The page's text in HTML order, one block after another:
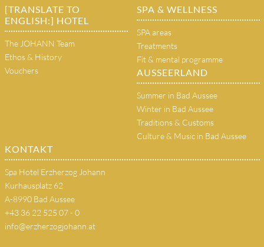
[TRANSLATE TO
ENGLISH:] HOTEL
The JOHANN Team
Ethos & History
Vouchers
SPA & WELLNESS
SPA areas
Treatments
Fit & mental programme
AUSSEERLAND
Summer in Bad Aussee
Winter in Bad Aussee
Traditions & Customs
Culture & Music in Bad Aussee
KONTAKT
Spa Hotel Erzherzog Johann
Kurhausplatz 62
A-8990 Bad Aussee
+43 36 22 525 07 - 0
info@erzherzogjohann.at